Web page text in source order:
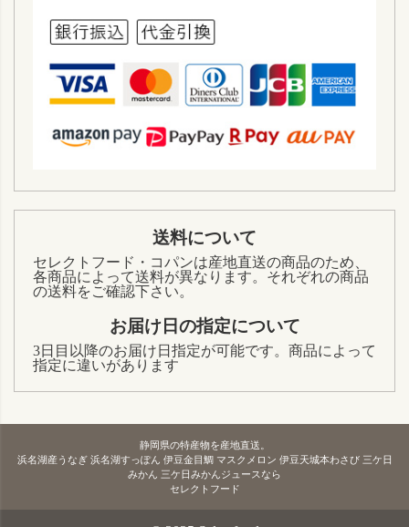
送料について
セレクトフード・コパンは産地直送の商品のため、
各商品によって送料が異なります。それぞれの商品
の送料をご確認下さい。
お届け日の指定について
3日目以降のお届け日指定が可能です。商品によって
指定に違いがあります
静岡県の特産物を産地直送。
浜名湖産うなぎ 浜名湖すっぽん 伊豆金目鯛 マスクメロン 伊豆天城本わさび 三ケ日
みかん 三ケ日みかんジュースなら
セレクトフード